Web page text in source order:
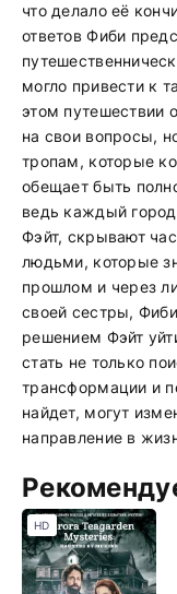
что делало её
ответов Фиби
могло привести к
этом путешествии
на свои вопросы,
тропам, которые
обещает быть
ведь каждый
Фэйт, скрывают
людьми, которые
прошлом и через
своей сестры,
решением Фэйт
стать не только
трансформации и
найдет, могут
направление в
HD